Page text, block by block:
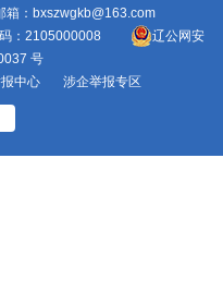
：bxszwgkb@163.com
：2105000008
辽公网安
号
中心
涉企举报专区